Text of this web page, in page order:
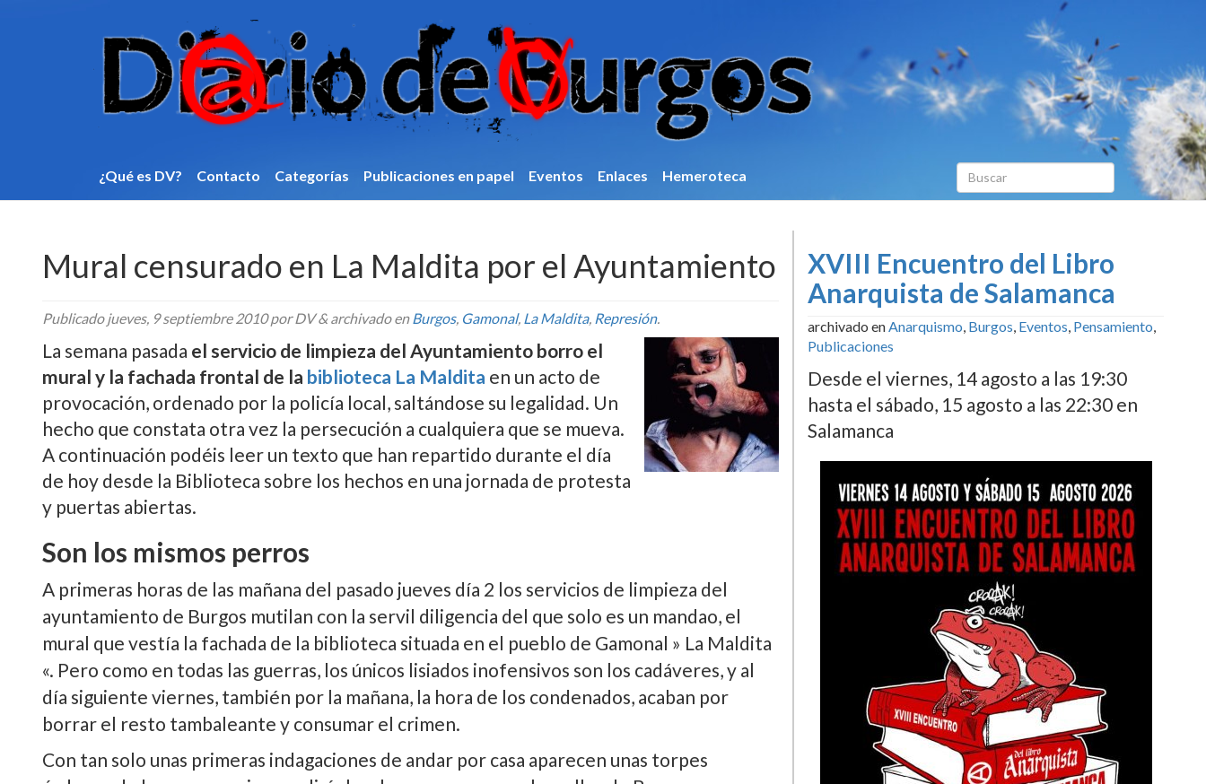
¿Qué es DV? Contacto Categorí­as Publicaciones en papel Eventos Enlaces Hemeroteca
Mural censurado en La Maldita por el Ayuntamiento
Publicadojueves, 9 septiembre 2010por DV&archivado enBurgos, Gamonal, La Maldita, Represión.
La semana pasada el servicio de limpieza del Ayuntamiento borro el
mural y la fachada frontal de la biblioteca La Maldita en un acto de
provocación, ordenado por la policí­a local, saltándose su legalidad. Un
hecho que constata otra vez la persecución a cualquiera que se mueva.
A continuación podéis leer un texto que han repartido durante el dí­a
de hoy desde la Biblioteca sobre los hechos en una jornada de protesta
y puertas abiertas.
Son los mismos perros
A primeras horas de las mañana del pasado jueves dí­a 2 los servicios de limpieza del
ayuntamiento de Burgos mutilan con la servil diligencia del que solo es un mandao, el
mural que vestí­a la fachada de la biblioteca situada en el pueblo de Gamonal » La Maldita
«. Pero como en todas las guerras, los únicos lisiados inofensivos son los cadáveres, y al
dí­a siguiente viernes, también por la mañana, la hora de los condenados, acaban por
borrar el resto tambaleante y consumar el crimen.
Con tan solo unas primeras indagaciones de andar por casa aparecen unas torpes
XVIII Encuentro del Libro
Anarquista de Salamanca
archivado enAnarquismo, Burgos, Eventos, Pensamiento,
Publicaciones
Desde el viernes, 14 agosto a las 19:30
hasta el sábado, 15 agosto a las 22:30 en
Salamanca